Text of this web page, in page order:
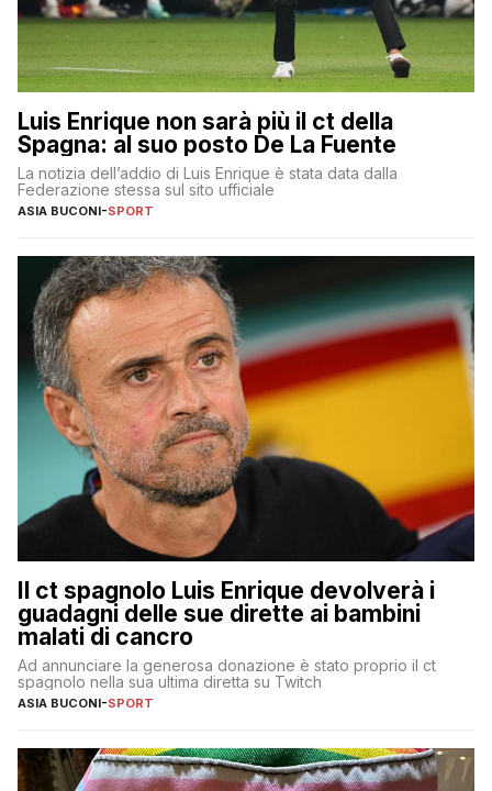
Luis Enrique non sarà più il ct della
Spagna: al suo posto De La Fuente
La notizia dell’addio di Luis Enrique è stata data dalla
Federazione stessa sul sito ufficiale
ASIA BUCONI-SPORT
Il ct spagnolo Luis Enrique devolverà i
guadagni delle sue dirette ai bambini
malati di cancro
Ad annunciare la generosa donazione è stato proprio il ct
spagnolo nella sua ultima diretta su Twitch
ASIA BUCONI-SPORT